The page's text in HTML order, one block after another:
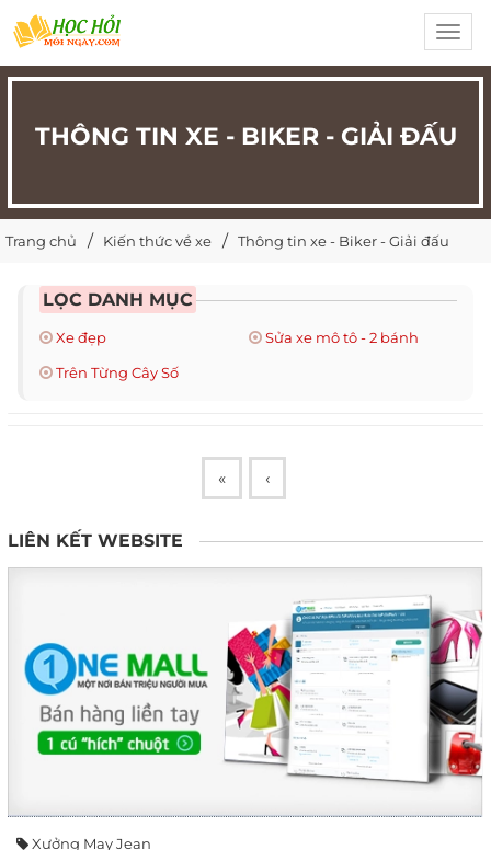
THÔNG TIN XE - BIKER - GIẢI ĐẤU
Trang chủ Kiến thức về xe Thông tin xe - Biker - Giải đấu
LỌC DANH MỤC
Xe đẹp
Sửa xe mô tô - 2 bánh
Trên Từng Cây Số
« ‹
LIÊN KẾT WEBSITE
Xưởng May Jean